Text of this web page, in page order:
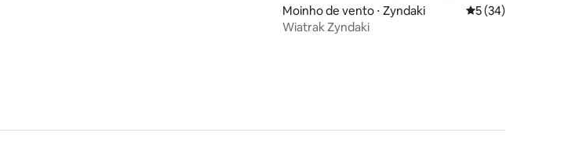
Moinho de vento ⋅ Zyndaki 5 de uma
5 (34)
Wiatrak Zyndaki